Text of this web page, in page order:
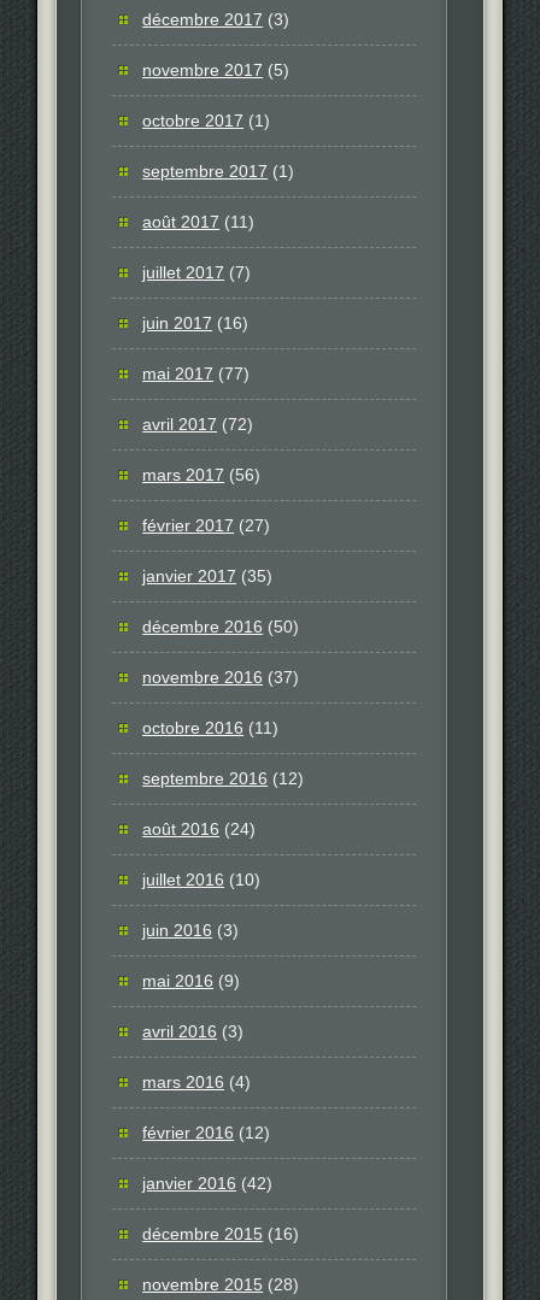
décembre 2017 (3)
novembre 2017 (5)
octobre 2017 (1)
septembre 2017 (1)
août 2017 (11)
juillet 2017 (7)
juin 2017 (16)
mai 2017 (77)
avril 2017 (72)
mars 2017 (56)
février 2017 (27)
janvier 2017 (35)
décembre 2016 (50)
novembre 2016 (37)
octobre 2016 (11)
septembre 2016 (12)
août 2016 (24)
juillet 2016 (10)
juin 2016 (3)
mai 2016 (9)
avril 2016 (3)
mars 2016 (4)
février 2016 (12)
janvier 2016 (42)
décembre 2015 (16)
novembre 2015 (28)